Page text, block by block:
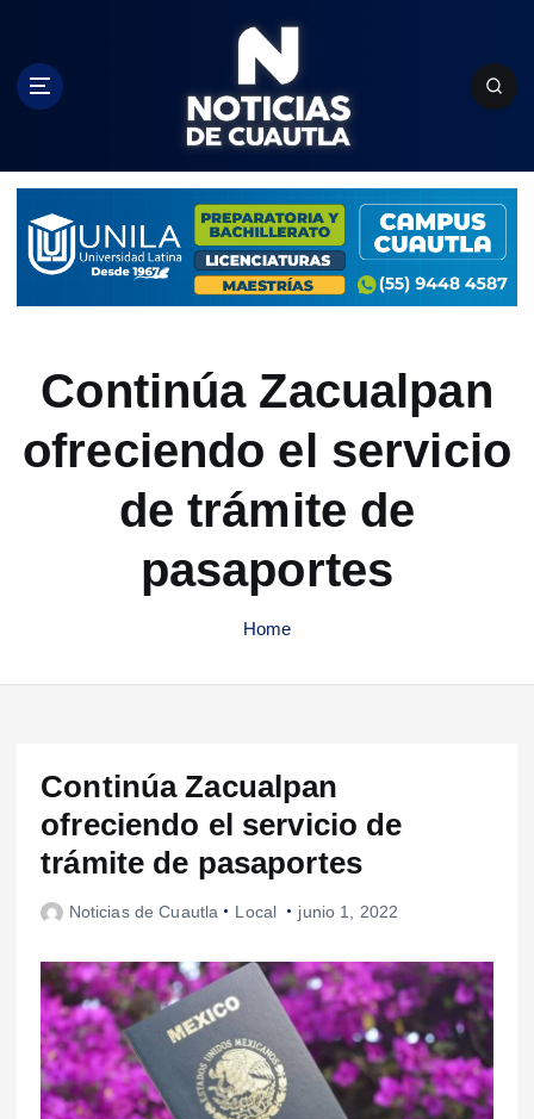
c
Continúa Zacualpan
ofreciendo el servicio
de trámite de
pasaportes
Home
Continúa Zacualpan
ofreciendo el servicio de
trámite de pasaportes
Noticias de Cuautla Local junio 1, 2022